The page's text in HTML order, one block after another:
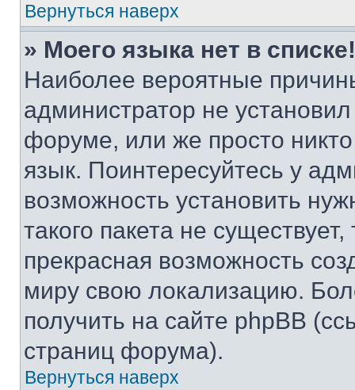
Вернуться наверх
» Моего языка нет в списке!
Наиболее вероятные
администратор не
форуме, или же просто
язык. Поинтересуйтесь у
возможность установить
такого пакета не
прекрасная возможность
миру свою локализацию.
получить на сайте phpBB
страниц форума).
Вернуться наверх